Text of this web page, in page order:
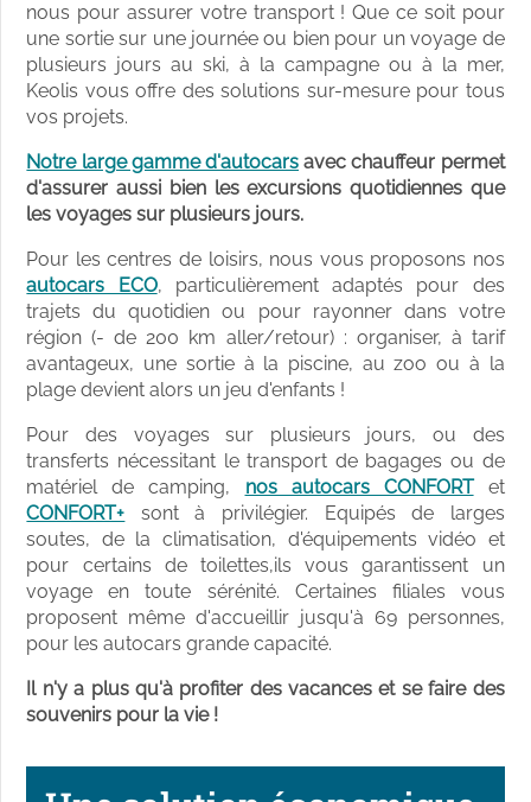
nous pour assurer votre transport ! Que ce soit pour
une sortie sur une journée ou bien pour un voyage de
plusieurs jours au ski, à la campagne ou à la mer,
Keolis vous offre des solutions sur-mesure pour tous
vos projets.
Notre large gamme d'autocars avec chauffeur permet
d'assurer aussi bien les excursions quotidiennes que
les voyages sur plusieurs jours.
Pour les centres de loisirs, nous vous proposons nos
autocars ECO, particulièrement adaptés pour des
trajets du quotidien ou pour rayonner dans votre
région (- de 200 km aller/retour) : organiser, à tarif
avantageux, une sortie à la piscine, au zoo ou à la
plage devient alors un jeu d'enfants !
Pour des voyages sur plusieurs jours, ou des
transferts nécessitant le transport de bagages ou de
matériel de camping, nos autocars CONFORTet
CONFORT+ sont à privilégier. Equipés de larges
soutes, de la climatisation, d'équipements vidéo et
pour certains de toilettes,ils vous garantissent un
voyage en toute sérénité. Certaines filiales vous
proposent même d'accueillir jusqu'à 69 personnes,
pour les autocars grande capacité.
Il n'y a plus qu'à profiter des vacances et se faire des
souvenirs pour la vie !